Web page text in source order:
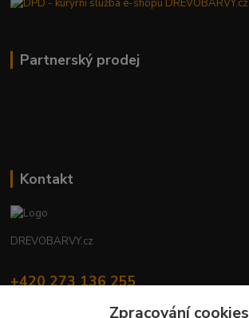
Partnerský prodej
Kontakt
DREVOBARVY.cz
+420 273 136 255
Zpracování cookies